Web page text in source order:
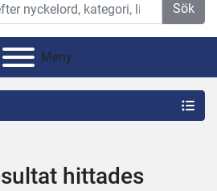
Sök
Meny
hittades